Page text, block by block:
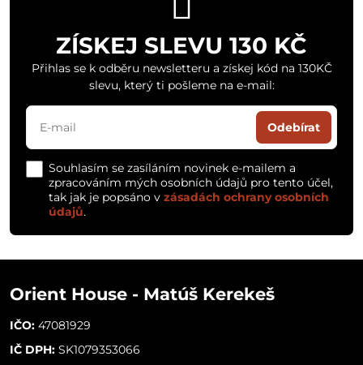
ZÍSKEJ SLEVU 130 KČ
Přihlas se k odběru newsletteru a získej kód na 130KČ
slevu, který ti pošleme na e-mail:
Odebírat
Souhlasím se zasíláním novinek e-mailem a
zpracováním mých osobních údajů pro tento účel,
tak jak je popsáno v zásadách ochrany osobních
údajů.
Orient House - Matúš Kerekeš
IČO: 47081929
IČ DPH: SK1079353066